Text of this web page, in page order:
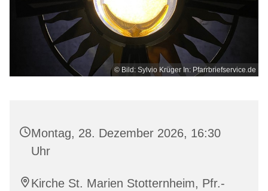
© Bild: Sylvio Krüger In: Pfarrbriefservice.de
Montag, 28. Dezember 2026, 16:30
Uhr
Kirche St. Marien Stotternheim, Pfr.-